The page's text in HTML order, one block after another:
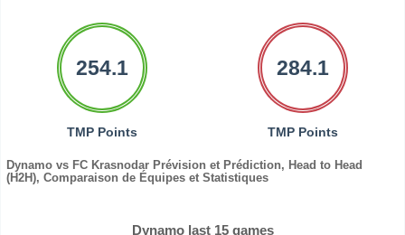
254.1
TMP Points
284.1
TMP Points
Dynamo vs FC Krasnodar Prévision et Prédiction, Head to Head
(H2H), Comparaison de Équipes et Statistiques
Dynamo last 15 games